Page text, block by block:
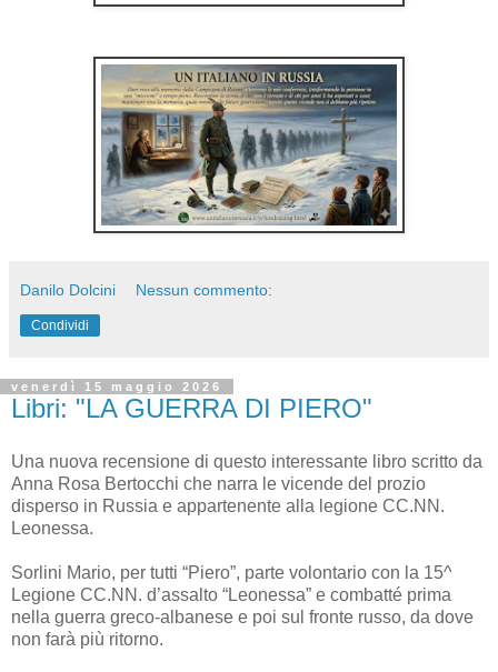
Danilo Dolcini Nessun commento:
Condividi
venerdì 15 maggio 2026
Libri: "LA GUERRA DI PIERO"
Una nuova recensione di questo interessante libro scritto da
Anna Rosa Bertocchi che narra le vicende del prozio
disperso in Russia e appartenente alla legione CC.NN.
Leonessa.
Sorlini Mario, per tutti “Piero”, parte volontario con la 15^
Legione CC.NN. d’assalto “Leonessa” e combatté prima
nella guerra greco-albanese e poi sul fronte russo, da dove
non farà più ritorno.